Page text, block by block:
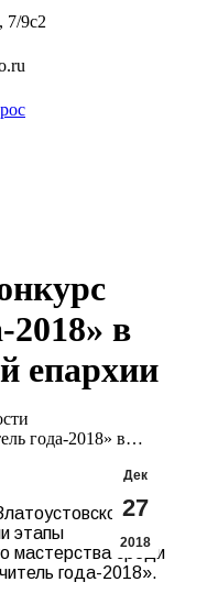
7/9с2
2018» в
епархии
года-2018» в…
Дек
27
2018
этапы
мастерства среди
года-2018».